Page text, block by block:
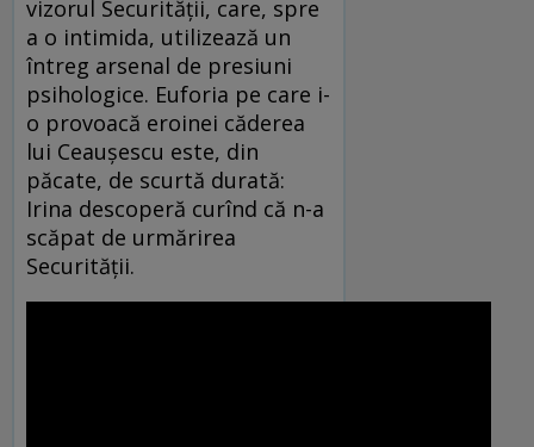
vizorul Securității, care, spre
a o intimida, utilizează un
întreg arsenal de presiuni
psihologice. Euforia pe care i-
o provoacă eroinei căderea
lui Ceaușescu este, din
păcate, de scurtă durată:
Irina descoperă curînd că n-a
scăpat de urmărirea
Securității.